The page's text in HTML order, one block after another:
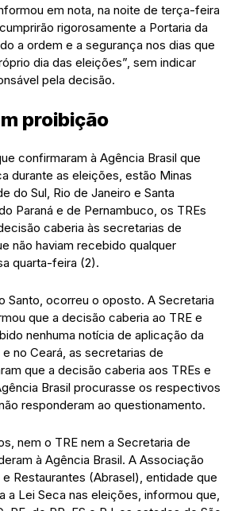
em nota, na noite de terça-feira
rigorosamente a Portaria da
a ordem e a segurança nos dias que
dia das eleições”, sem indicar
pela decisão.
proibição
confirmaram à Agência Brasil que
durante as eleições, estão Minas
do Sul, Rio de Janeiro e Santa
Paraná e de Pernambuco, os TREs
caberia às secretarias de
não haviam recebido qualquer
quarta-feira (2).
Santo, ocorreu o oposto. A Secretaria
que a decisão caberia ao TRE e
nenhuma notícia de aplicação da
e no Ceará, as secretarias de
que a decisão caberia aos TREs e
Brasil procurasse os respectivos
responderam ao questionamento.
nem o TRE nem a Secretaria de
à Agência Brasil. A Associação
e Restaurantes (Abrasel), entidade que
a Lei Seca nas eleições, informou que,